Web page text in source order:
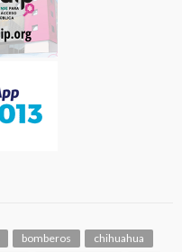
bomberos
chihuahua